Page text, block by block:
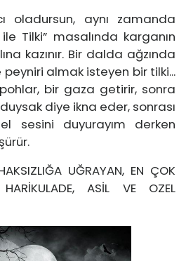
oladursun, aynı zamanda
Tilki” masalında karganın
kazınır. Bir dalda ağzında
almak isteyen bir tilki...
bir gaza getirir, sonra
diye ikna eder, sonrası
sesini duyurayım derken
UĞRAYAN, EN ÇOK
ASİL VE OZEL